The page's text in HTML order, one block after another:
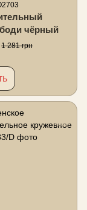
чёрный
1 281 грн